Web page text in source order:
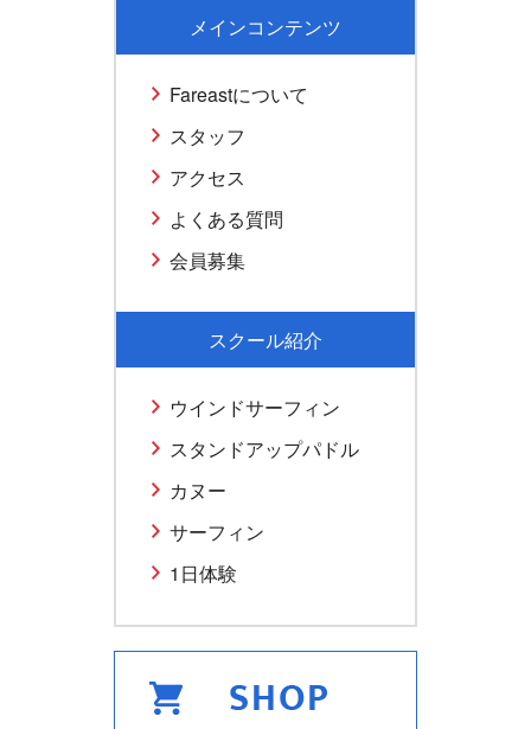
メインコンテンツ
Fareastについて
スタッフ
アクセス
よくある質問
会員募集
スクール紹介
ウインドサーフィン
スタンドアップパドル
カヌー
サーフィン
1日体験